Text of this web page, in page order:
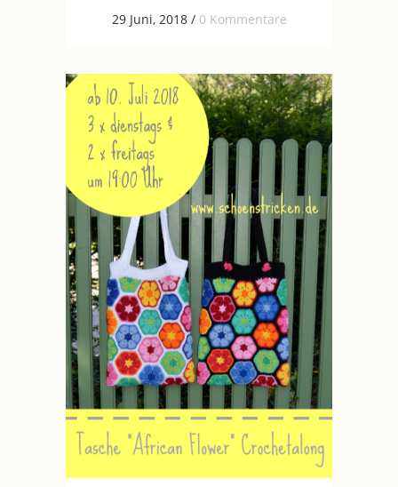
29 Juni, 2018/ 0 Kommentare